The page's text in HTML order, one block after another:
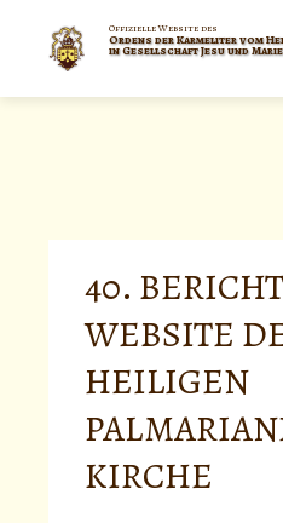
content
Offizielle Website des
Ordens der Karmeliter vom
in Gesellschaft Jesu und
40.
WEBSITE
HEILIGEN
KIRCHE